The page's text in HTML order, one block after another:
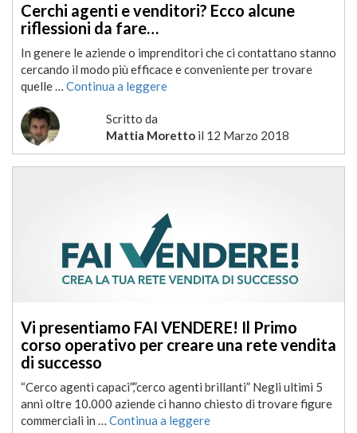
Cerchi agenti e venditori? Ecco alcune
riflessioni da fare…
In genere le aziende o imprenditori che ci contattano stanno
cercando il modo più efficace e conveniente per trovare
quelle … Continua a leggere
Scritto da
Mattia Morettoil 12 Marzo 2018
Vi presentiamo FAI VENDERE! Il Primo
corso operativo per creare una rete vendita
di successo
“Cerco agenti capaci”,”cerco agenti brillanti” Negli ultimi 5
anni oltre 10.000 aziende ci hanno chiesto di trovare figure
commerciali in … Continua a leggere